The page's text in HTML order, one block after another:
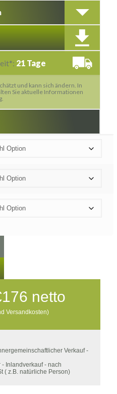
21 Tage
und kann sich ändern. In
Sie aktuelle Informationen
176 Preisspanne:
€169
bis
netto
Versandkosten)
Verkauf -
Inlandverkauf - nach
( z.B. natürliche Person)